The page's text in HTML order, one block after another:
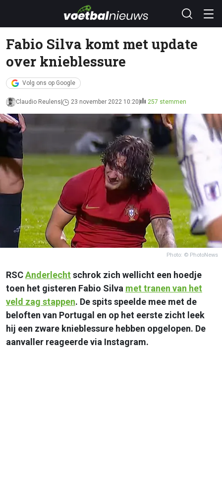
Fabio Silva komt met update
over knieblessure
Volg ons op Google
Claudio Reulens 23 november 2022 10:20 257 stemmen
Photo: © PhotoNews
RSCAnderlecht schrok zich wellicht een hoedje
toen het gisteren Fabio Silva met tranen van het
veld zag stappen. De spits speelde mee met de
beloften van Portugal en op het eerste zicht leek
hij een zware knieblessure hebben opgelopen. De
aanvaller reageerde via Instagram.